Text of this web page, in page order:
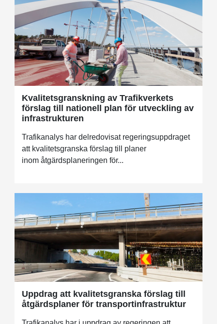
Kvalitetsgranskning av Trafikverkets
förslag till nationell plan för utveckling av
infrastrukturen
Trafikanalys har delredovisat regeringsuppdraget
att kvalitetsgranska förslag till planer
inom åtgärdsplaneringen för...
Uppdrag att kvalitetsgranska förslag till
åtgärdsplaner för transportinfrastruktur